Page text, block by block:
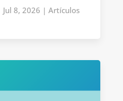
Jul 8, 2026 | Artículos